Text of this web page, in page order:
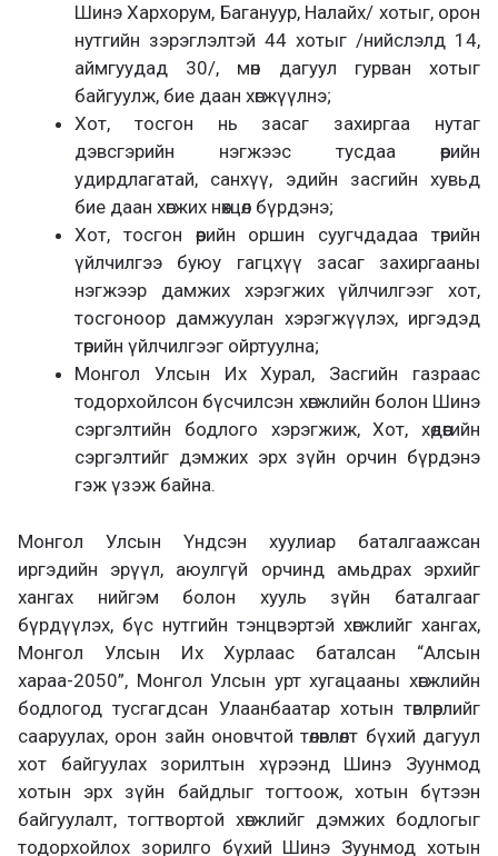
Шинэ Хархорум, Багануур, Налайх/ хотыг, орон
нутгийн зэрэглэлтэй 44 хотыг /нийслэлд 14,
аймгуудад 30/, мөн дагуул гурван хотыг
байгуулж, бие даан хөгжүүлнэ;
Хот, тосгон нь засаг захиргаа нутаг
дэвсгэрийн нэгжээс тусдаа өөрийн
удирдлагатай, санхүү, эдийн засгийн хувьд
бие даан хөгжих нөхцөл бүрдэнэ;
Хот, тосгон өөрийн оршин суугчдадаа төрийн
үйлчилгээ буюу гагцхүү засаг захиргааны
нэгжээр дамжих хэрэгжих үйлчилгээг хот,
тосгоноор дамжуулан хэрэгжүүлэх, иргэдэд
төрийн үйлчилгээг ойртуулна;
Монгол Улсын Их Хурал, Засгийн газраас
тодорхойлсон бүсчилсэн хөгжлийн болон Шинэ
сэргэлтийн бодлого хэрэгжиж, Хот, хөдөөгийн
сэргэлтийг дэмжих эрх зүйн орчин бүрдэнэ
гэж үзэж байна.
Монгол Улсын Үндсэн хуулиар баталгаажсан
иргэдийн эрүүл, аюулгүй орчинд амьдрах эрхийг
хангах нийгэм болон хууль зүйн баталгааг
бүрдүүлэх, бүс нутгийн тэнцвэртэй хөгжлийг хангах,
Монгол Улсын Их Хурлаас баталсан “Алсын
хараа-2050”, Монгол Улсын урт хугацааны хөгжлийн
бодлогод тусгагдсан Улаанбаатар хотын төвлөрлийг
сааруулах, орон зайн оновчтой төлөвлөлт бүхий дагуул
хот байгуулах зорилтын хүрээнд Шинэ Зуунмод
хотын эрх зүйн байдлыг тогтоож, хотын бүтээн
байгуулалт, тогтвортой хөгжлийг дэмжих бодлогыг
тодорхойлох зорилго бүхий Шинэ Зуунмод хотын